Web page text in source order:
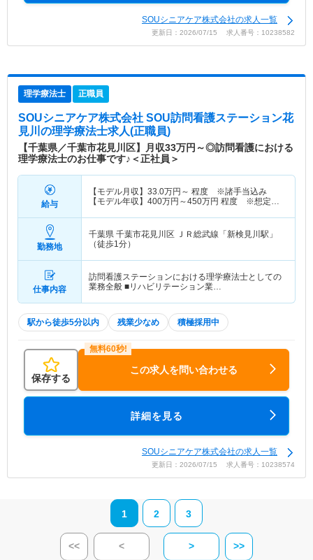
SOUシニアケア株式会社の求人一覧
更新日：2026/07/15 求人番号：10238582
理学療法士 正職員
SOUシニアケア株式会社 SOU訪問看護ステーション花
見川 の理学療法士求人(正職員)
【千葉県／千葉市花見川区】月収33万円～◎訪問看護における
理学療法士のお仕事です♪＜正社員＞
給与
【モデル月収】 33.0万円～ 程度 ※諸手当込み
【モデル年収】 400万円～450万円 程度 ※想定年
勤務地
千葉県 千葉市花見川区 ＪＲ総武線「新検見川駅」
（徒歩1分）
仕事内容
訪問看護ステーションにおける理学療法士としての
業務全般 ■リハビリテーション業…
駅から徒歩5分以内 残業少なめ 積極採用中
保存する
この求人を問い合わせる
詳細を見る
SOUシニアケア株式会社の求人一覧
更新日：2026/07/15 求人番号：10238574
1 2 3
<< < > >>